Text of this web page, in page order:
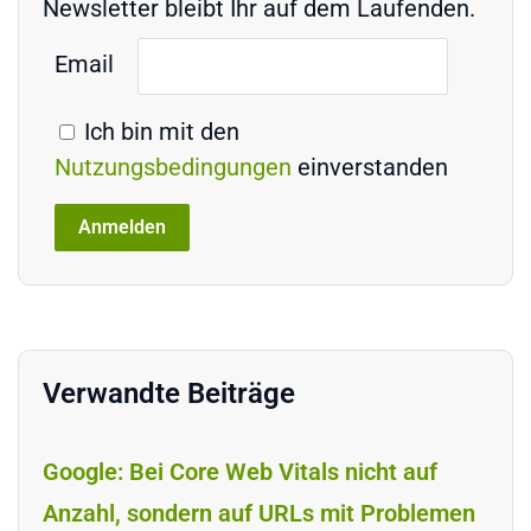
Newsletter bleibt Ihr auf dem Laufenden.
Email
Ich bin mit den
Nutzungsbedingungen einverstanden
Verwandte Beiträge
Google: Bei Core Web Vitals nicht auf
Anzahl, sondern auf URLs mit Problemen